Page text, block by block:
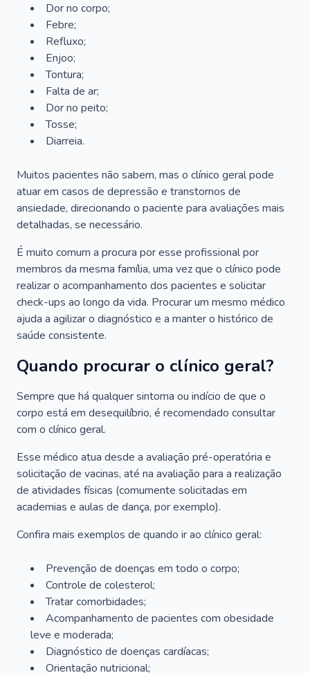
Dor no corpo;
Febre;
Refluxo;
Enjoo;
Tontura;
Falta de ar;
Dor no peito;
Tosse;
Diarreia.
Muitos pacientes não sabem, mas o clínico geral pode
atuar em casos de depressão e transtornos de
ansiedade, direcionando o paciente para avaliações mais
detalhadas, se necessário.
É muito comum a procura por esse profissional por
membros da mesma família, uma vez que o clínico pode
realizar o acompanhamento dos pacientes e solicitar
check-ups ao longo da vida. Procurar um mesmo médico
ajuda a agilizar o diagnóstico e a manter o histórico de
saúde consistente.
Quando procurar o clínico geral?
Sempre que há qualquer sintoma ou indício de que o
corpo está em desequilíbrio, é recomendado consultar
com o clínico geral.
Esse médico atua desde a avaliação pré-operatória e
solicitação de vacinas, até na avaliação para a realização
de atividades físicas (comumente solicitadas em
academias e aulas de dança, por exemplo).
Confira mais exemplos de quando ir ao clínico geral:
Prevenção de doenças em todo o corpo;
Controle de colesterol;
Tratar comorbidades;
Acompanhamento de pacientes com obesidade
leve e moderada;
Diagnóstico de doenças cardíacas;
Orientação nutricional;